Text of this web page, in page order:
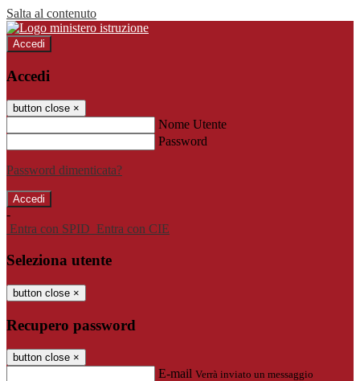
Salta al contenuto
Accedi
Accedi
button close ×
Nome Utente
Password
Password dimenticata?
-
Entra con SPID Entra con CIE
Seleziona utente
button close ×
Recupero password
button close ×
E-mail Verrà inviato un messaggio